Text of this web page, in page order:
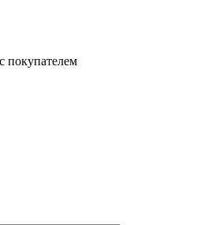
покупателем